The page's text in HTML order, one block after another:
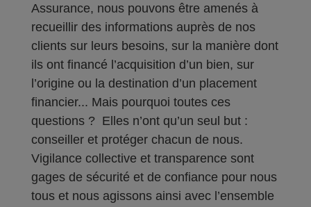
Assurance, nous pouvons être amenés à
recueillir des informations auprès de nos
clients sur leurs besoins, sur la manière dont
ils ont financé l’acquisition d’un bien, sur
l’origine ou la destination d’un placement
financier... Mais pourquoi toutes ces
questions ? Elles n’ont qu’un seul but :
conseiller et protéger chacun de nous.
Vigilance collective et transparence sont
gages de sécurité et de confiance pour nous
tous et nous agissons ainsi avec l’ensemble